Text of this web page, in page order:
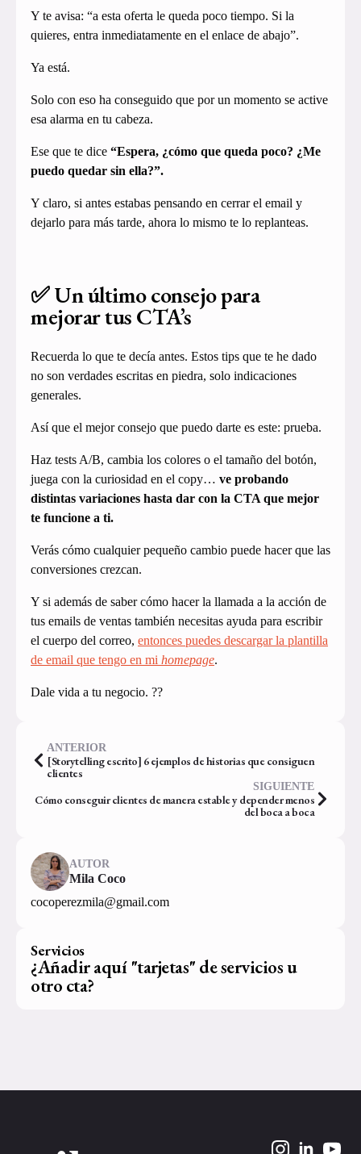
Y te avisa: “a esta oferta le queda poco tiempo. Si la
quieres, entra inmediatamente en el enlace de abajo”.
Ya está.
Solo con eso ha conseguido que por un momento se active
esa alarma en tu cabeza.
Ese que te dice “Espera, ¿cómo que queda poco? ¿Me
puedo quedar sin ella?”.
Y claro, si antes estabas pensando en cerrar el email y
dejarlo para más tarde, ahora lo mismo te lo replanteas.
✅ Un último consejo para
mejorar tus CTA’s
Recuerda lo que te decía antes. Estos tips que te he dado
no son verdades escritas en piedra, solo indicaciones
generales.
Así que el mejor consejo que puedo darte es este: prueba.
Haz tests A/B, cambia los colores o el tamaño del botón,
juega con la curiosidad en el copy… ve probando
distintas variaciones hasta dar con la CTA que mejor
te funcione a ti.
Verás cómo cualquier pequeño cambio puede hacer que las
conversiones crezcan.
Y si además de saber cómo hacer la llamada a la acción de
tus emails de ventas también necesitas ayuda para escribir
el cuerpo del correo, entonces puedes descargar la plantilla
de email que tengo en mi homepage.
Dale vida a tu negocio. ??
ANTERIOR
[Storytelling escrito] 6 ejemplos de historias que consiguen
clientes
SIGUIENTE
Cómo conseguir clientes de manera estable y depender menos
del boca a boca
AUTOR
Mila Coco
cocoperezmila@gmail.com
Servicios
¿Añadir aquí "tarjetas" de servicios u
otro cta?